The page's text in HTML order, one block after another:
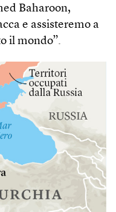
Baharoon,
e assisteremo a
il mondo”.